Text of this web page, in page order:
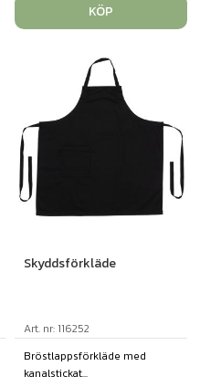
KÖP
Skyddsförkläde
Art. nr: 116252
Bröstlappsförkläde med
kanalstickat...